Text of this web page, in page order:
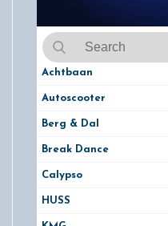
Achtbaan
Autoscooter
Berg & Dal
Break Dance
Calypso
HUSS